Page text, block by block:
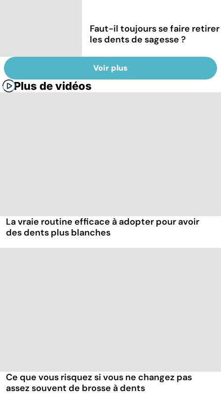
Faut-il toujours se faire retirer
les dents de sagesse ?
Voir plus
Plus de vidéos
La vraie routine efficace à adopter pour avoir
des dents plus blanches
Ce que vous risquez si vous ne changez pas
assez souvent de brosse à dents